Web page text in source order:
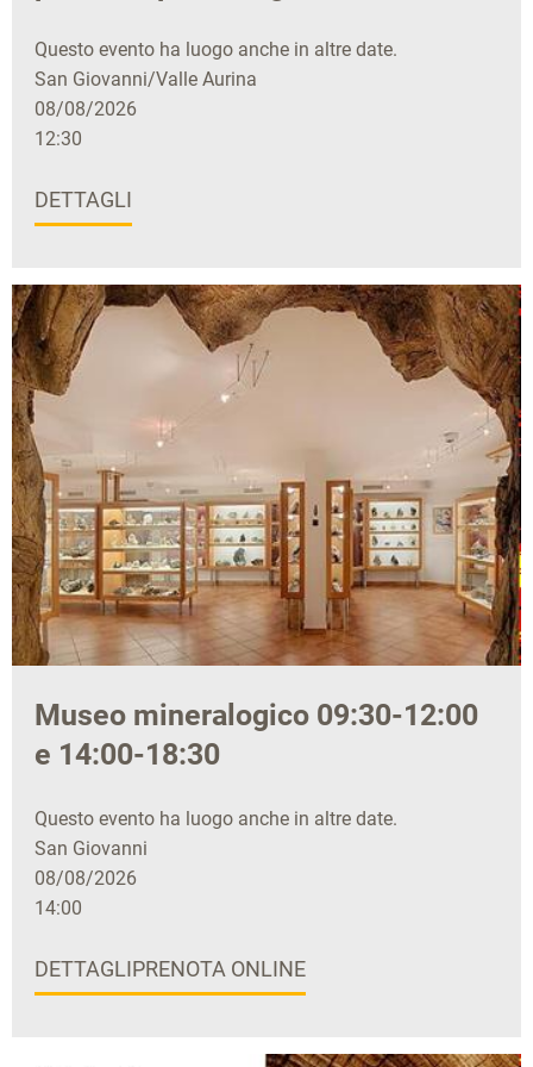
Questo evento ha luogo anche in altre date.
San Giovanni/Valle Aurina
08/08/2026
12:30
DETTAGLI
Museo mineralogico 09:30-12:00
e 14:00-18:30
Questo evento ha luogo anche in altre date.
San Giovanni
08/08/2026
14:00
DETTAGLIPRENOTA ONLINE